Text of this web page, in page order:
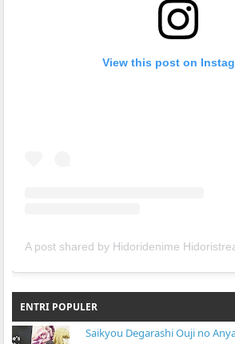
View this post on
ENTRI POPULER